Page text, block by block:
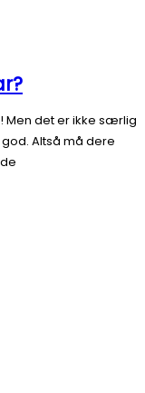
Men det er ikke særlig
Altså må dere